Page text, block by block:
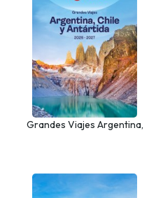
Grandes Viajes Argentina,